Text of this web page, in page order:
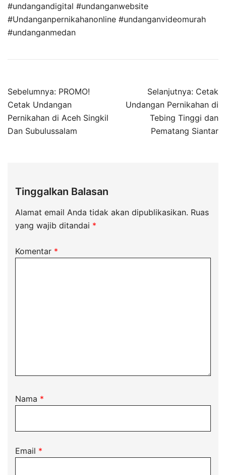
#undangandigital #undanganwebsite
#Undanganpernikahanonline #undanganvideomurah
#undanganmedan
Sebelumnya: PROMO!
Cetak Undangan
Pernikahan di Aceh Singkil
Dan Subulussalam
Selanjutnya: Cetak
Undangan Pernikahan di
Tebing Tinggi dan
Pematang Siantar
Tinggalkan Balasan
Alamat email Anda tidak akan dipublikasikan. Ruas
yang wajib ditandai *
Komentar *
Nama *
Email *